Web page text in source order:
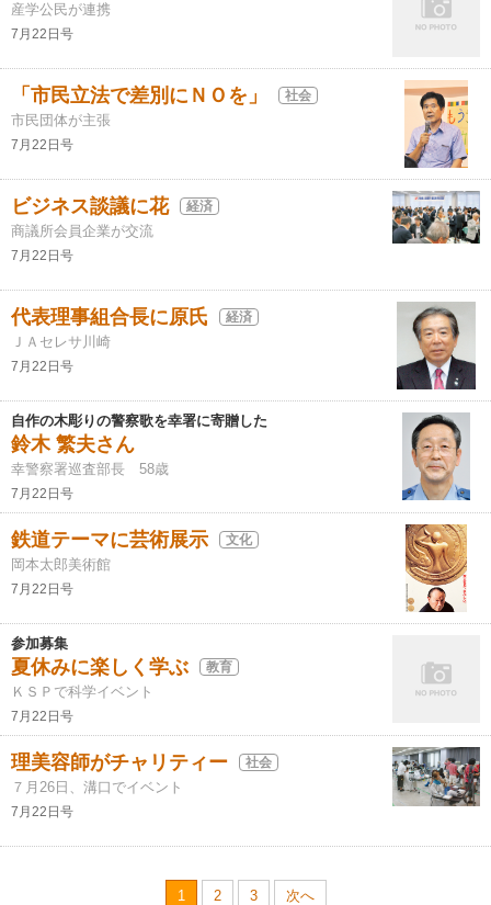
産学公民が連携
7月22日号
「市民立法で差別にＮＯを」 社会
市民団体が主張
7月22日号
ビジネス談議に花 経済
商議所会員企業が交流
7月22日号
代表理事組合長に原氏 経済
ＪＡセレサ川崎
7月22日号
自作の木彫りの警察歌を幸署に寄贈した
鈴木 繁夫さん
幸警察署巡査部長 58歳
7月22日号
鉄道テーマに芸術展示 文化
岡本太郎美術館
7月22日号
参加募集
夏休みに楽しく学ぶ 教育
ＫＳＰで科学イベント
7月22日号
理美容師がチャリティー 社会
７月26日、溝口でイベント
7月22日号
1 2 3 次へ